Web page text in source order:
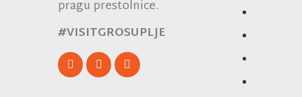
pragu prestolnice.
#VISITGROSUPLJE